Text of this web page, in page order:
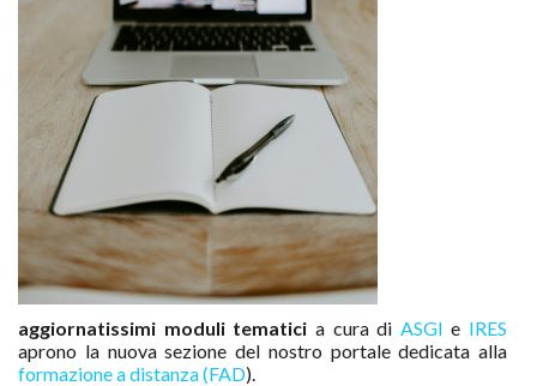
aggiornatissimi moduli tematici a cura di ASGI e IRES
aprono la nuova sezione del nostro portale dedicata alla
formazione a distanza (FAD).